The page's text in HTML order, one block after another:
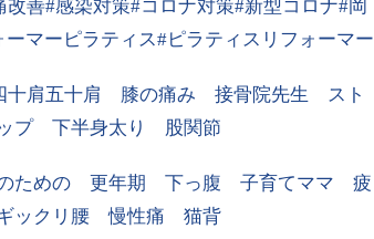
改善#感染対策#コロナ対策#新型コロナ#岡
ーマーピラティス#ピラティスリフォーマー
肩五十肩 膝の痛み 接骨院先生 スト
プ 下半身太り 股関節
ための 更年期 下っ腹 子育てママ 疲
ックリ腰 慢性痛 猫背